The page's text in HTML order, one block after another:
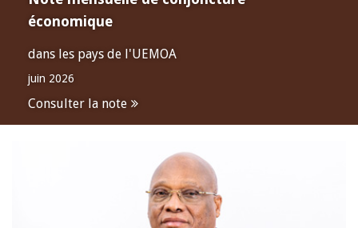
économique
dans les pays de l'UEMOA
juin 2026
Consulter la note